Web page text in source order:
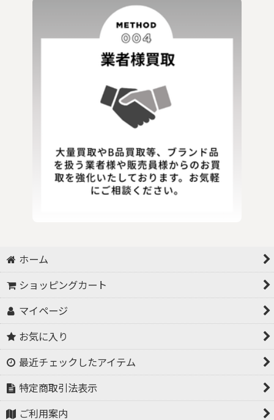
ホーム
ショッピングカート
マイページ
お気に入り
最近チェックしたアイテム
特定商取引法表示
ご利用案内